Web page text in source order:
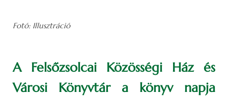
Fotó: Illusztráció
A Felsőzsolcai Közösségi Ház és
Városi Könyvtár a könyv napja